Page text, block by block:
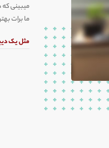
میبینی که
ما برات
مثل یک